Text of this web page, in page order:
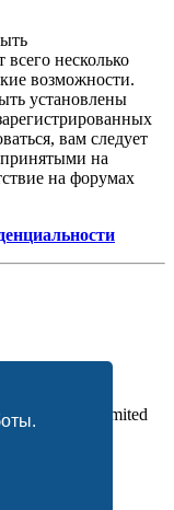
всего несколько
возможности.
установлены
вам следует
на
на форумах
© phpBB Limited